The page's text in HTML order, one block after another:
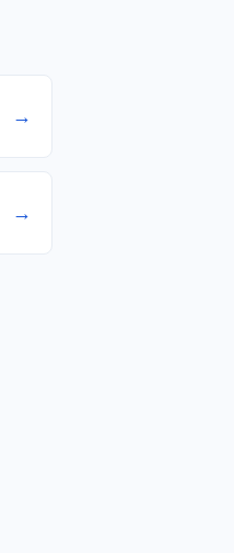
→
→